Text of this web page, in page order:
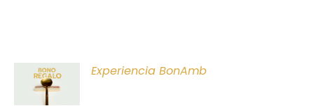
Experiencia BonAmb